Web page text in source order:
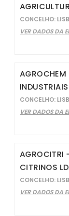
CONCELHO:
VER DADOS DA
CONCELHO:
VER DADOS DA
AGROCITRI
CITRINOS
CONCELHO:
VER DADOS DA